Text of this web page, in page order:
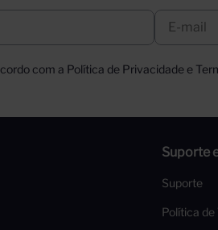
com a Política de Privacidade e
Suporte
Suporte
Política